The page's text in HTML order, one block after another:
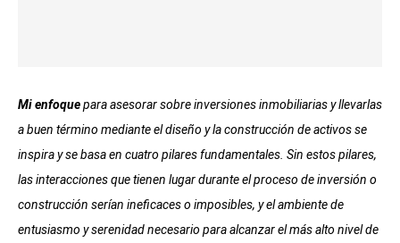
Mi enfoquepara asesorar sobre inversiones inmobiliarias y llevarlas
a buen término mediante el diseño y la construcción de activos se
inspira y se basa en cuatro pilares fundamentales. Sin estos pilares,
las interacciones que tienen lugar durante el proceso de inversión o
construcción serían ineficaces o imposibles, y el ambiente de
entusiasmo y serenidad necesario para alcanzar el más alto nivel de